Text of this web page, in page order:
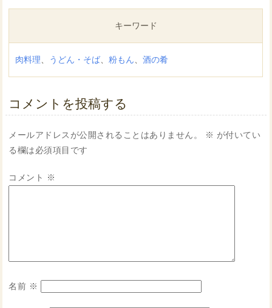
キーワード
肉料理 うどん・そば 、粉もん 、酒の肴
コメントを投稿する
メールアドレスが公開されることはありません。 ※ が付いてい
る欄は必須項目です
コメント ※
名前 ※